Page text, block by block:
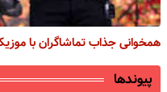
همخوانی جذاب تماشاگران با
پیوندها